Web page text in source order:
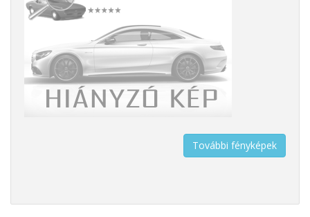
További fényképek